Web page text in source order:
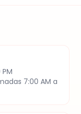
7:00 AM a